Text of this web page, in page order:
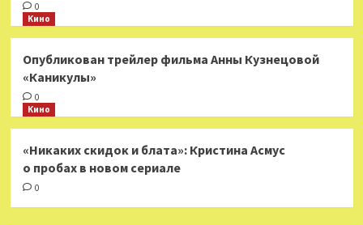
0
Кино
Опубликован трейлер фильма Анны Кузнецовой
«Каникулы»
0
Кино
«Никаких скидок и блата»: Кристина Асмус
о пробах в новом сериале
0